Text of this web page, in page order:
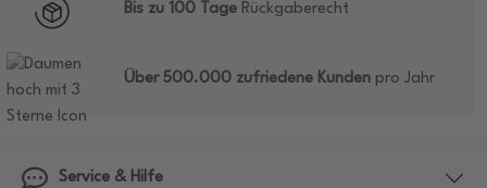
Bis zu 100 Tage Rückgaberecht
Über 500.000 zufriedene Kunden pro Jahr
Service & Hilfe